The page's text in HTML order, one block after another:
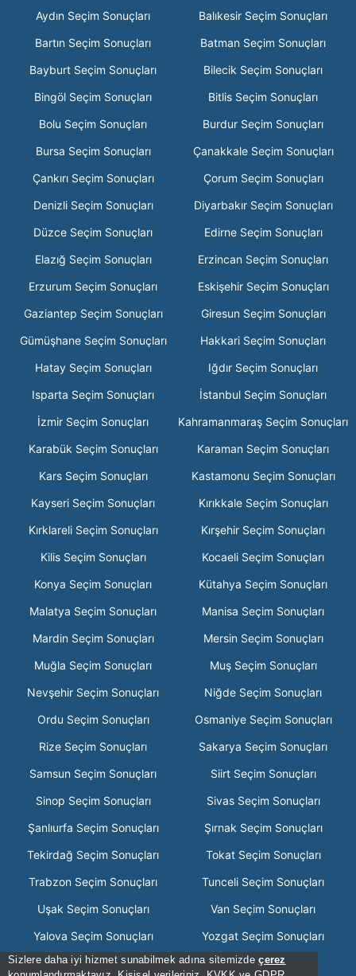
Sizlere daha iyi hizmet sunabilmek adına sitemizdeçerez
Aydın Seçim Sonuçları
Balıkesir Seçim Sonuçları
Bartın Seçim Sonuçları
Batman Seçim Sonuçları
Bayburt Seçim Sonuçları
Bilecik Seçim Sonuçları
Bingöl Seçim Sonuçları
Bitlis Seçim Sonuçları
Bolu Seçim Sonuçları
Burdur Seçim Sonuçları
Bursa Seçim Sonuçları
Çanakkale Seçim Sonuçları
Çankırı Seçim Sonuçları
Çorum Seçim Sonuçları
Denizli Seçim Sonuçları
Diyarbakır Seçim Sonuçları
Düzce Seçim Sonuçları
Edirne Seçim Sonuçları
Elazığ Seçim Sonuçları
Erzincan Seçim Sonuçları
Erzurum Seçim Sonuçları
Eskişehir Seçim Sonuçları
Gaziantep Seçim Sonuçları
Giresun Seçim Sonuçları
Gümüşhane Seçim Sonuçları
Hakkari Seçim Sonuçları
Hatay Seçim Sonuçları
Iğdır Seçim Sonuçları
Isparta Seçim Sonuçları
İstanbul Seçim Sonuçları
İzmir Seçim Sonuçları
Kahramanmaraş Seçim Sonuçları
Karabük Seçim Sonuçları
Karaman Seçim Sonuçları
Kars Seçim Sonuçları
Kastamonu Seçim Sonuçları
Kayseri Seçim Sonuçları
Kırıkkale Seçim Sonuçları
Kırklareli Seçim Sonuçları
Kırşehir Seçim Sonuçları
Kilis Seçim Sonuçları
Kocaeli Seçim Sonuçları
Konya Seçim Sonuçları
Kütahya Seçim Sonuçları
Malatya Seçim Sonuçları
Manisa Seçim Sonuçları
Mardin Seçim Sonuçları
Mersin Seçim Sonuçları
Muğla Seçim Sonuçları
Muş Seçim Sonuçları
Nevşehir Seçim Sonuçları
Niğde Seçim Sonuçları
Ordu Seçim Sonuçları
Osmaniye Seçim Sonuçları
Rize Seçim Sonuçları
Sakarya Seçim Sonuçları
Samsun Seçim Sonuçları
Siirt Seçim Sonuçları
Sinop Seçim Sonuçları
Sivas Seçim Sonuçları
Şanlıurfa Seçim Sonuçları
Şırnak Seçim Sonuçları
Tekirdağ Seçim Sonuçları
Tokat Seçim Sonuçları
Trabzon Seçim Sonuçları
Tunceli Seçim Sonuçları
Uşak Seçim Sonuçları
Van Seçim Sonuçları
Yalova Seçim Sonuçları
Yozgat Seçim Sonuçları
Zonguldak Seçim Sonuçları